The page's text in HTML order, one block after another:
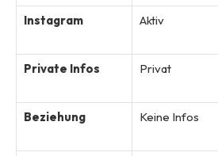
Instagram
Aktiv
Private Infos
Privat
Beziehung
Keine Infos